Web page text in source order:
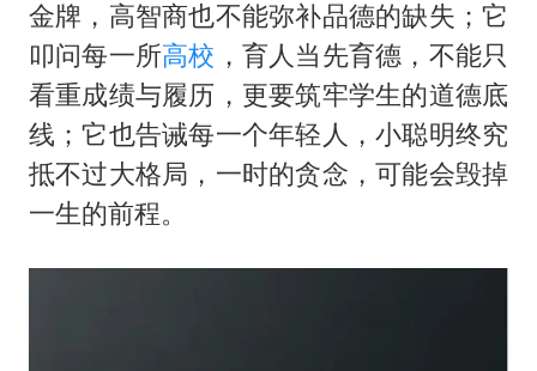
金牌，高智商也不能弥补品德的缺失；它
叩问每一所高校 ，育人当先育德，不能只
看重成绩与履历，更要筑牢学生的道德底
线；它也告诫每一个年轻人，小聪明终究
抵不过大格局，一时的贪念，可能会毁掉
一生的前程。